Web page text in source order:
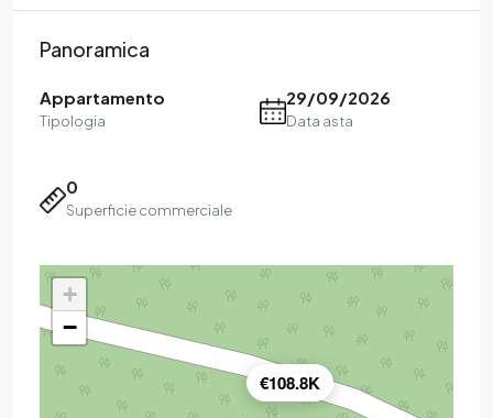
Panoramica
Appartamento
Tipologia
29/09/2026
Data asta
0
Superficie commerciale
€108.8K
+
−